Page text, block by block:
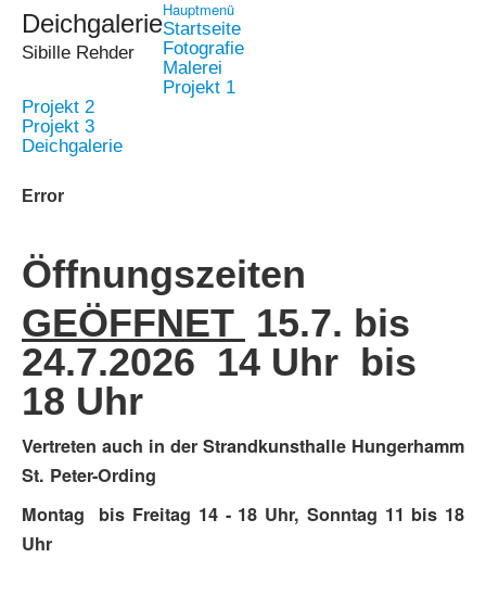
Deichgalerie
Sibille Rehder
Hauptmenü
Startseite
Fotografie
Malerei
Projekt 1
Projekt 2
Projekt 3
Deichgalerie
Error
Öffnungszeiten
GEÖFFNET 15.7. bis
24.7.2026 14 Uhr bis
18 Uhr
Vertreten auch in der Strandkunsthalle Hungerhamm
St. Peter-Ording
Montag bis Freitag 14 - 18 Uhr, Sonntag 11 bis 18
Uhr